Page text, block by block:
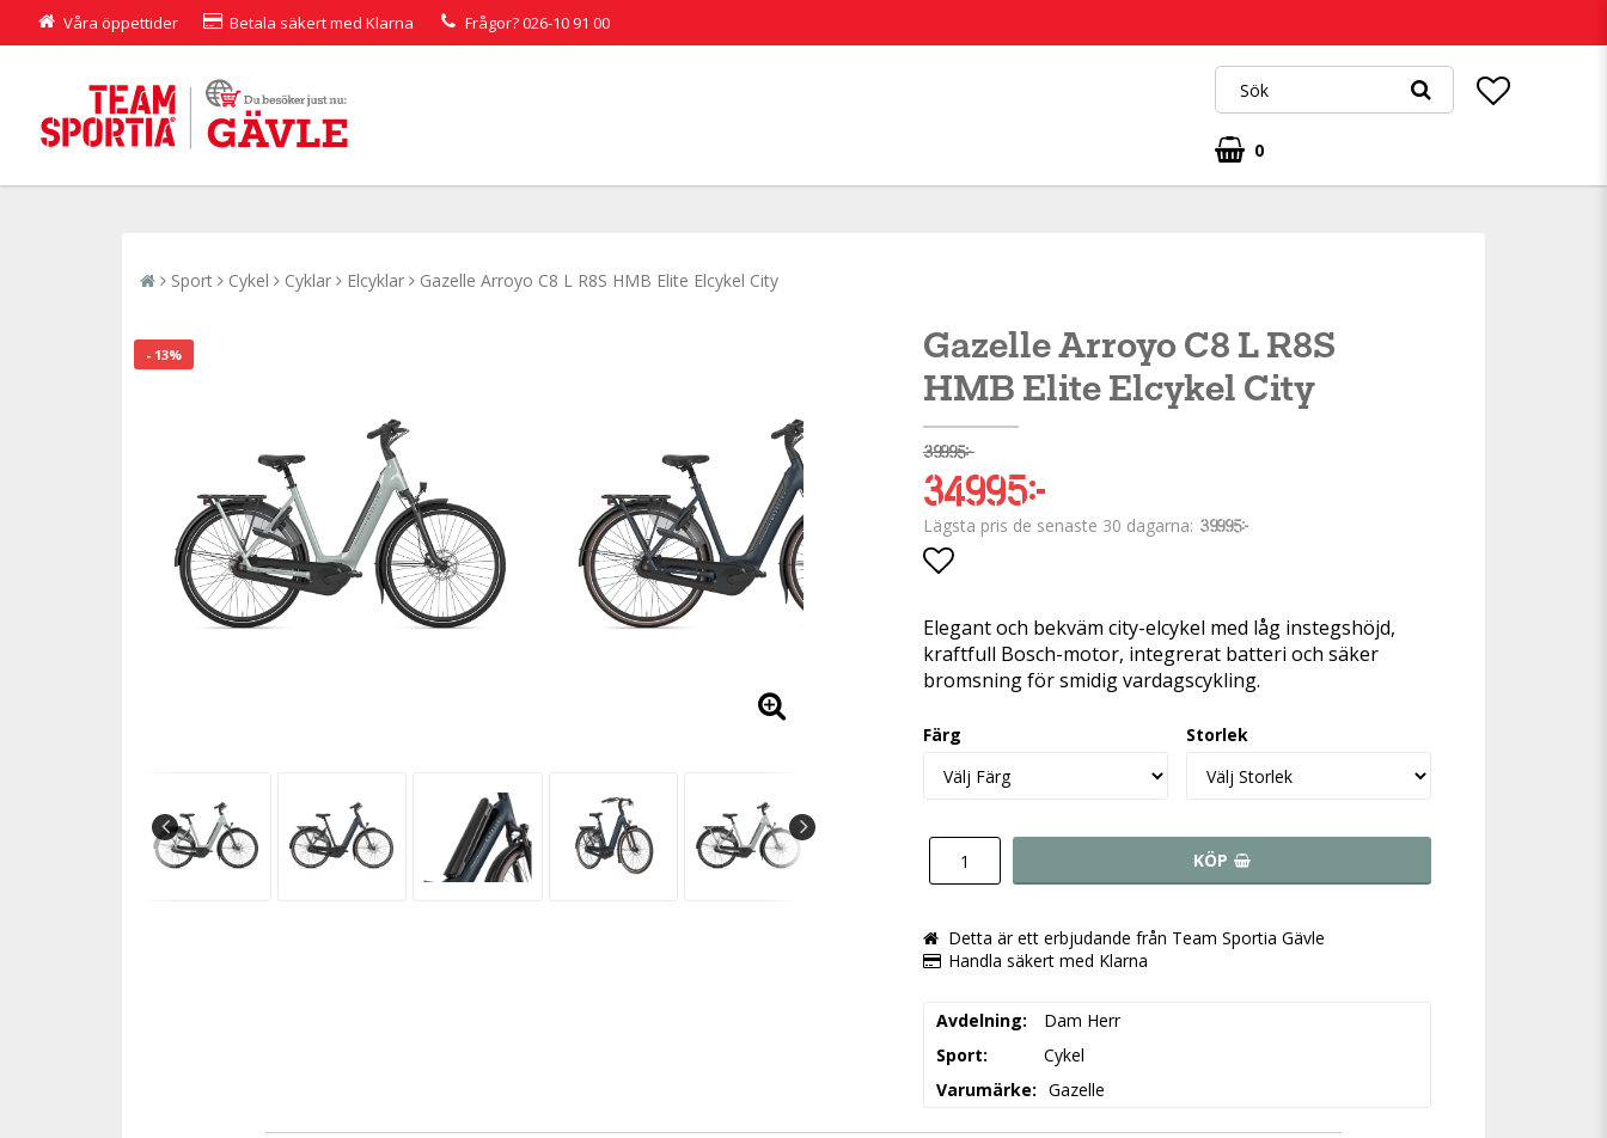
Våra öppettider Betala säkert med Klarna Frågor?026-10 91 00
0
Sport Cykel Cyklar Elcyklar Gazelle Arroyo C8 L R8S HMB Elite Elcykel City
- 13%
Gazelle Arroyo C8 L R8S
HMB Elite Elcykel City
39 995 kr
34 995 kr
Lägsta pris de senaste 30 dagarna 39 995 kr
Elegant och bekväm city-elcykel med låg instegshöjd,
kraftfull Bosch-motor, integrerat batteri och säker
bromsning för smidig vardagscykling.
Färg Storlek
KÖP
Detta är ett erbjudande från Team Sportia Gävle
Handla säkert med Klarna
Avdelning
Dam Herr
Sport
Cykel
Varumärke
Gazelle